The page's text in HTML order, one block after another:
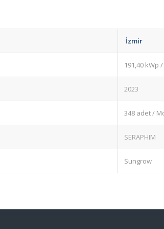
İzmir
191,40 kWp
2023
348 adet /
SERAPHIM
Sungrow